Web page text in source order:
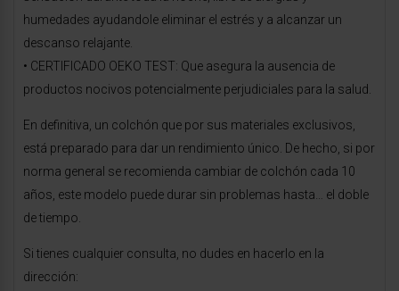
humedades ayudandole eliminar el estrés y a alcanzar un
descanso relajante.
• CERTIFICADO OEKO TEST: Que asegura la ausencia de
productos nocivos potencialmente perjudiciales para la salud.
En definitiva, un colchón que por sus materiales exclusivos,
está preparado para dar un rendimiento único. De hecho, si por
norma general se recomienda cambiar de colchón cada 10
años, este modelo puede durar sin problemas hasta… el doble
de tiempo.
Si tienes cualquier consulta, no dudes en hacerlo en la
dirección: